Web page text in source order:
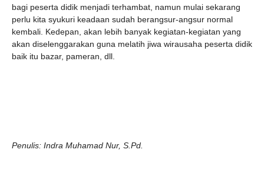
bagi peserta didik menjadi terhambat, namun mulai sekarang
perlu kita syukuri keadaan sudah berangsur-angsur normal
kembali. Kedepan, akan lebih banyak kegiatan-kegiatan yang
akan diselenggarakan guna melatih jiwa wirausaha peserta didik
baik itu bazar, pameran, dll.
Penulis: Indra Muhamad Nur, S.Pd.